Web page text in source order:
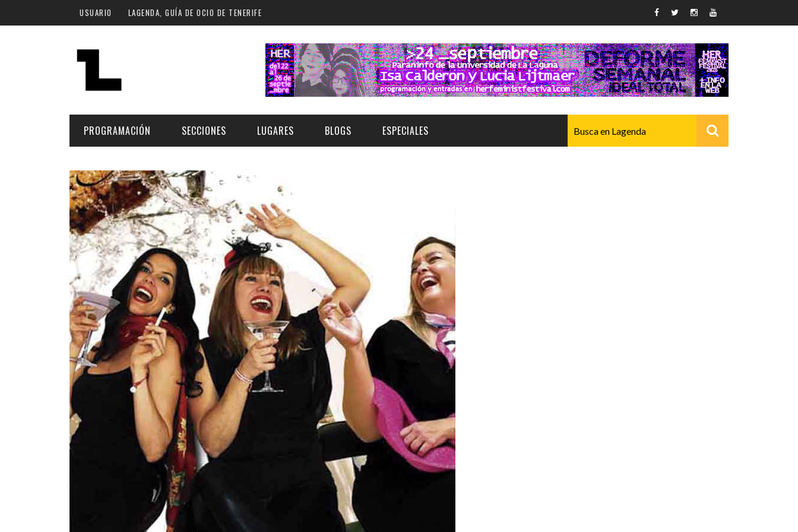
Pasar al contenido principal
USUARIO LAGENDA, GUÍA DE OCIO DE TENERIFE
PROGRAMACIÓN
FECHA
Hoy
Plan Finde
LUGAR
Norte
Sur
Santa Cruz | La Laguna
Islas
Deporte y Naturaleza
Gastro
Infantil
Música
Escénicas
SECCIONES
MÚSICA
ESCÉNICAS
CULTURA
GASTRONOMÍA
INFANTIL
LUGARES
SALAS Y AUDITORIOS
ESPACIOS CULTURALES
NOCHE
LOCALES CON ACTUACIONES
COMERCIO
GASTRO
FORMATIVO
BLOGS ESPECIALES
XXVII VERANO DE CUENTO